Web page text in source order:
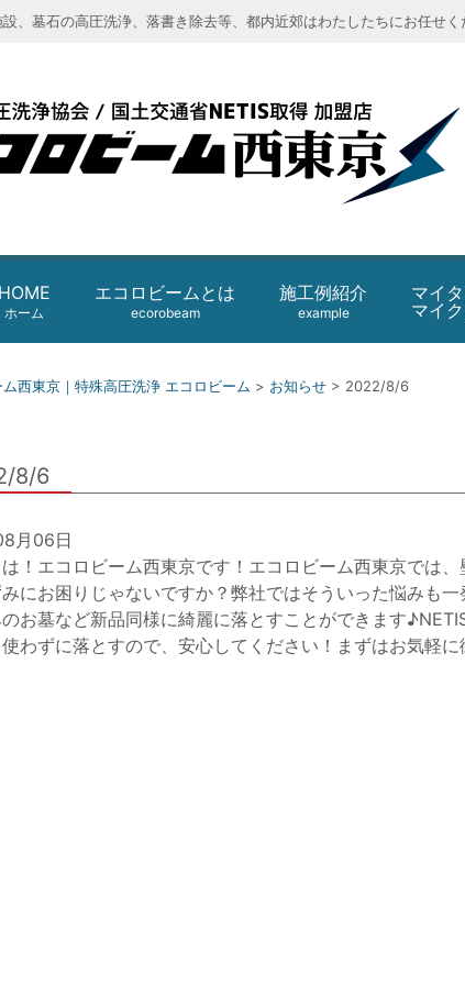
、墓石の高圧洗浄、落書き除去等、都内近郊はわたしたちにお任せく
HOME
ホーム
エコロビームとは
ecorobeam
施工例紹介
example
マイ
マイ
西東京｜特殊高圧洗浄 エコロビーム > お知らせ > 2022/8/6
8/6
月06日
！エコロビーム西東京です！エコロビーム西東京では
にお困りじゃないですか？弊社ではそういった悩みも
お墓など新品同様に綺麗に落とすことができます
わずに落とすので、安心してください！まずはお気軽